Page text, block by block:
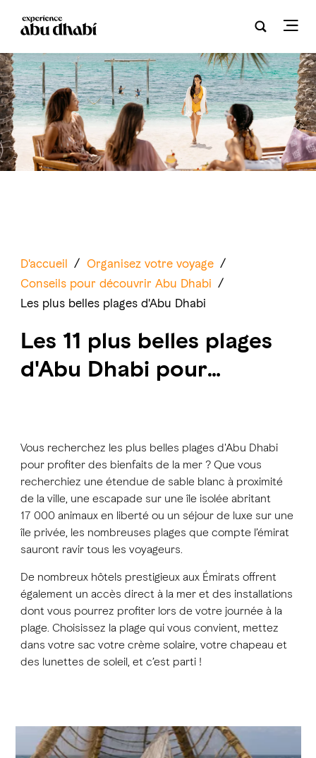
D'accueil / Organisez votre voyage /
Conseils pour découvrir Abu Dhabi /
Les plus belles plages d'Abu Dhabi
Les 11 plus belles plages
d'Abu Dhabi pour
Vous recherchez les plus belles plages d'Abu Dhabi
pour profiter des bienfaits de la mer ? Que vous
recherchiez une étendue de sable blanc à proximité
de la ville, une escapade sur une île isolée abritant
17 000 animaux en liberté ou un séjour de luxe sur une
île privée, les nombreuses plages que compte l’émirat
sauront ravir tous les voyageurs.
De nombreux hôtels prestigieux aux Émirats offrent
également un accès direct à la mer et des installations
dont vous pourrez profiter lors de votre journée à la
plage. Choisissez la plage qui vous convient, mettez
dans votre sac votre crème solaire, votre chapeau et
des lunettes de soleil, et c’est parti !